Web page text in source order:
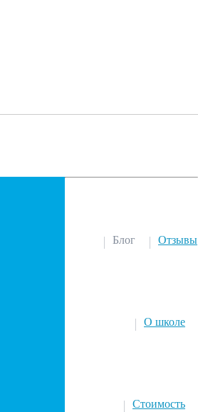
Отзывы
Блог
О школе
Стоимость